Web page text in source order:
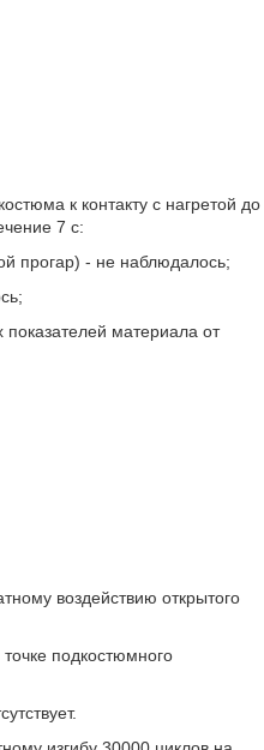
к контакту с нагретой до
7 с:
прогар) - не наблюдалось;
материала от
воздействию открытого
подкостюмного